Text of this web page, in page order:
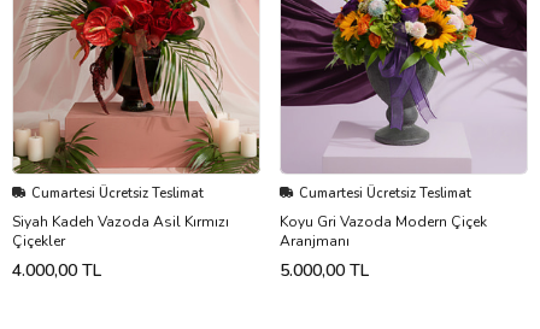
Cumartesi Ücretsiz Teslimat
Siyah Kadeh Vazoda Asil Kırmızı
Çiçekler
4.000,00 TL
Cumartesi Ücretsiz Teslimat
Koyu Gri Vazoda Modern Çiçek
Aranjmanı
5.000,00 TL